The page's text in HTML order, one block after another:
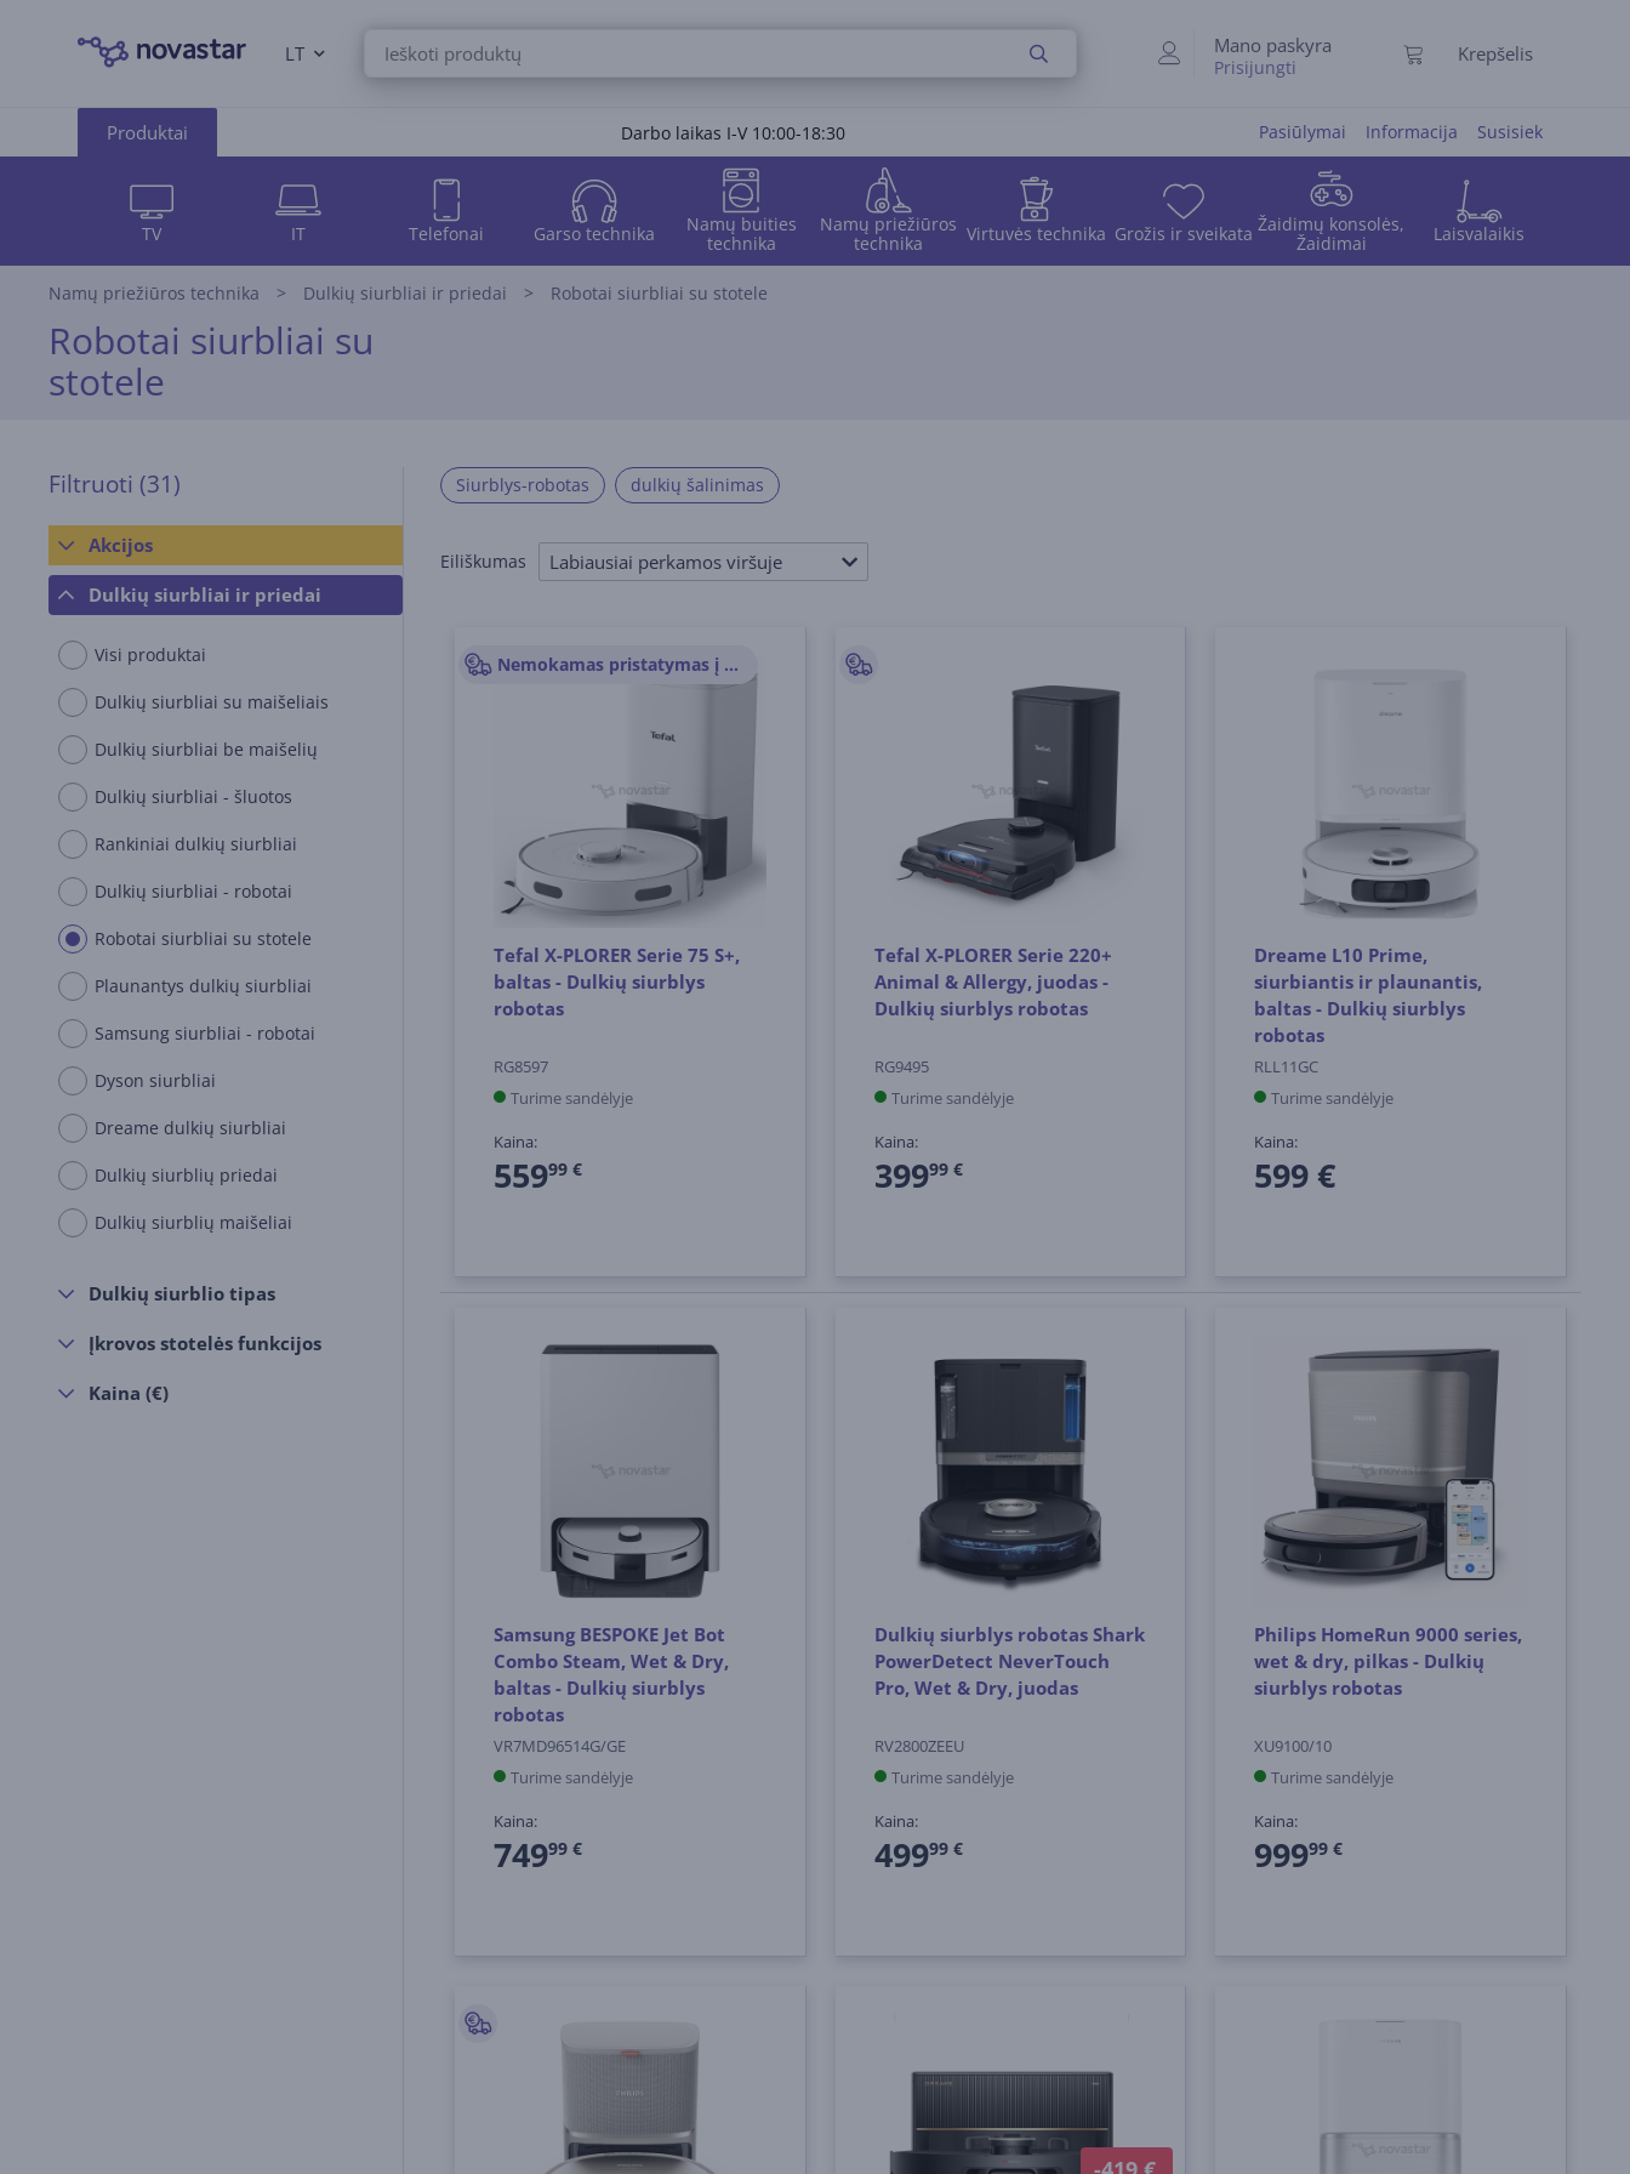
LT Mano paskyra
Prisijungti
Krepšelis
Produktai Darbo laikas I-V 10:00-18:30 Pasiūlymai Informacija Susisiek
TV IT Telefonai Garso technika
Namų buities
technika
Namų priežiūros
technika
Virtuvės technika Grožis ir sveikata Žaidimų konsolės,
Žaidimai
Laisvalaikis
Namų priežiūros technika Dulkių siurbliai ir priedai Robotai siurbliai su stotele
Robotai siurbliai su
stotele
Filtruoti (31)
Akcijos
Dulkių siurbliai ir priedai
Visi produktai
Dulkių siurbliai su maišeliais
Dulkių siurbliai be maišelių
Dulkių siurbliai - šluotos
Rankiniai dulkių siurbliai
Dulkių siurbliai - robotai
Robotai siurbliai su stotele
Plaunantys dulkių siurbliai
Samsung siurbliai - robotai
Dyson siurbliai
Dreame dulkių siurbliai
Dulkių siurblių priedai
Dulkių siurblių maišeliai
Dulkių siurblio tipas
Įkrovos stotelės funkcijos
Kaina (€)
Siurblys-robotas dulkių šalinimas
Eiliškumas Labiausiai perkamos viršuje
Nemokamas pristatymas į paštomatus
Tefal X-PLORER Serie 75 S+,
baltas - Dulkių siurblys
robotas
RG8597
Turime sandėlyje
Kaina:
55999 €
Tefal X-PLORER Serie 220+
Animal & Allergy, juodas -
Dulkių siurblys robotas
RG9495
Turime sandėlyje
Kaina:
39999 €
Dreame L10 Prime,
siurbiantis ir plaunantis,
baltas - Dulkių siurblys
robotas
RLL11GC
Turime sandėlyje
Kaina:
599 €
Samsung BESPOKE Jet Bot
Combo Steam, Wet & Dry,
baltas - Dulkių siurblys
robotas
VR7MD96514G/GE
Turime sandėlyje
Kaina:
74999 €
Dulkių siurblys robotas Shark
PowerDetect NeverTouch
Pro, Wet & Dry, juodas
RV2800ZEEU
Turime sandėlyje
Kaina:
49999 €
Philips HomeRun 9000 series,
wet & dry, pilkas - Dulkių
siurblys robotas
XU9100/10
Turime sandėlyje
Kaina:
99999 €